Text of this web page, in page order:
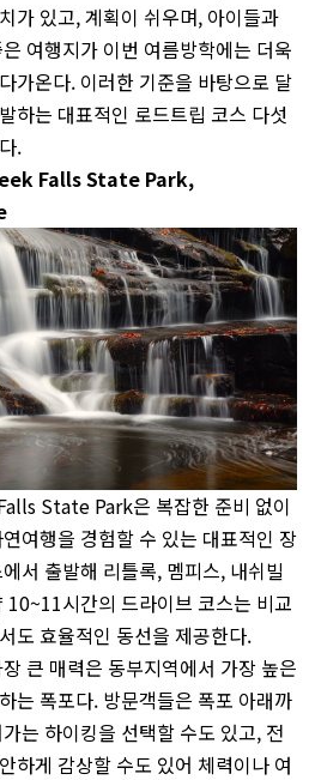
가 있고, 계획이 쉬우며, 아이들과
여행지가 이번 여름방학에는 더욱
가온다. 이러한 기준을 바탕으로 달
하는 대표적인 로드트립 코스 다섯
.
Falls State Park,
State Park은 복잡한 준비 없이
여행을 경험할 수 있는 대표적인 장
서 출발해 리틀록, 멤피스, 내쉬빌
10~11시간의 드라이브 코스는 비교
도 효율적인 동선을 제공한다.
큰 매력은 동부지역에서 가장 높은
는 폭포다. 방문객들은 폭포 아래까
는 하이킹을 선택할 수도 있고, 전
하게 감상할 수도 있어 체력이나 여